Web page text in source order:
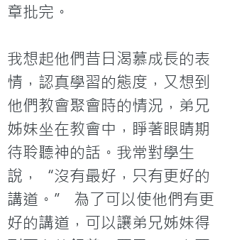
章批完。
我想起他們昔日渴慕成長的表
情，認真學習的態度，又想到
他們教會聚會時的情況，弟兄
姊妹坐在教會中，睜著眼睛期
待聆聽神的話。我常對學生
說，“沒有最好，只有更好的
講道。” 為了可以使他們有更
好的講道，可以讓弟兄姊妹得